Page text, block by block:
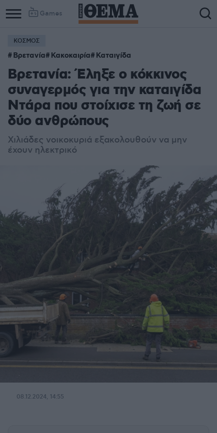
Games
ΚΟΣΜΟΣ
Βρετανία Κακοκαιρία Καταιγίδα
Βρετανία: Έληξε ο κόκκινος
συναγερμός για την καταιγίδα
Ντάρα που στοίχισε τη ζωή σε
δύο ανθρώπους
Χιλιάδες νοικοκυριά εξακολουθούν να μην
έχουν ηλεκτρικό
08.12.2024, 14:55